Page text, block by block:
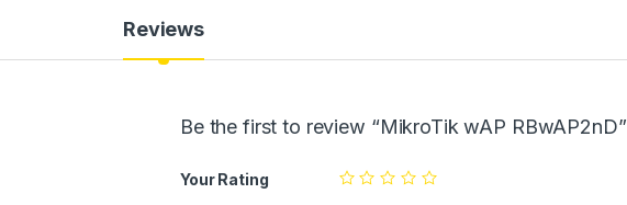
Reviews
Be the first to review “MikroTik wAP RBwAP2nD”
Your Rating